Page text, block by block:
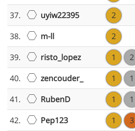
37.
uyiw22395 2
38.
m-ll 2
39.
risto_lopez 1 2
40.
zencouder_ 1 1
41.
RubenD 1 1
42.
Pep123 1 3